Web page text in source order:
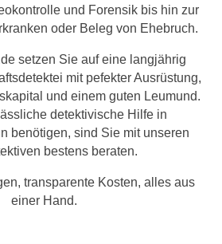
und Forensik bis hin zur
oder Beleg von Ehebruch.
setzen Sie auf eine langjährig
mit pefekter Ausrüstung,
und einem guten Leumund.
detektivische Hilfe in
benötigen, sind Sie mit unseren
bestens beraten.
transparente Kosten, alles aus
einer Hand.